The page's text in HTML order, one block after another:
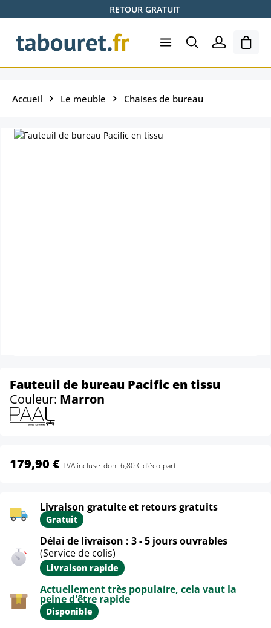
Passer au contenu principalRETOUR GRATUIT
Le
Accueil Le meuble Chaises de bureau
Fauteuil de bureau Pacific en tissu
Couleur: Marron
179,90 € TVA incluse dont 6,80 €d'éco-part
Livraison gratuite et retours gratuits
Gratuit
Délai de livraison : 3 - 5 jours ouvrables
(Service de colis)
Livraison rapide
Actuellement très populaire, cela vaut la
peine d'être rapide
Disponible